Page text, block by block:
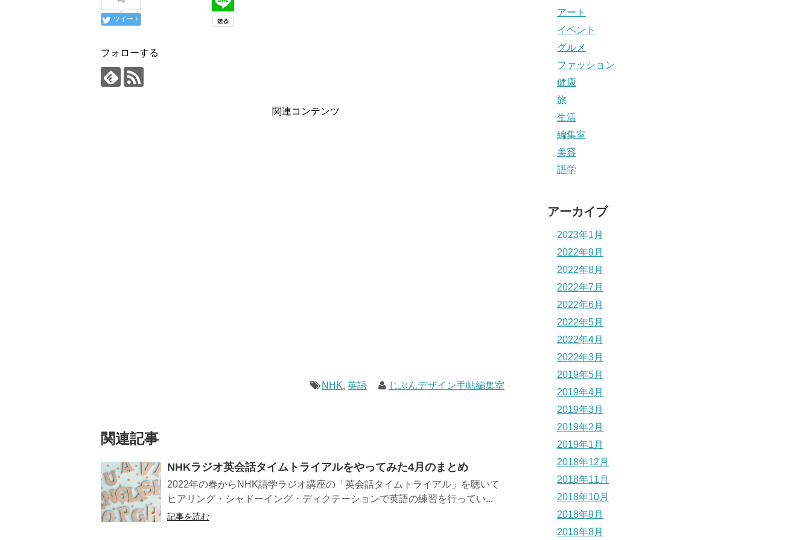
ツイート
フォローする
関連コンテンツ
NHK,英語 じぶんデザイン手帖編集室
関連記事
NHKラジオ英会話タイムトライアルをやってみた4月のまとめ
2022年の春からNHK語学ラジオ講座の「英会話タイムトライアル」を聴いて
ヒアリング・シャドーイング・ディクテーションで英語の練習を行ってい...
記事を読む
アート
イベント
グルメ
ファッション
健康
旅
生活
編集室
美容
語学
アーカイブ
2023年1月
2022年9月
2022年8月
2022年7月
2022年6月
2022年5月
2022年4月
2022年3月
2019年5月
2019年4月
2019年3月
2019年2月
2019年1月
2018年12月
2018年11月
2018年10月
2018年9月
2018年8月